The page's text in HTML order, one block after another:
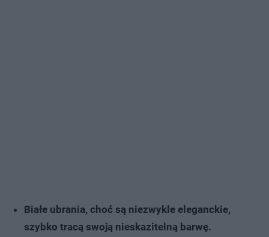
Białe ubrania, choć są niezwykle eleganckie,
szybko tracą swoją nieskazitelną barwę.